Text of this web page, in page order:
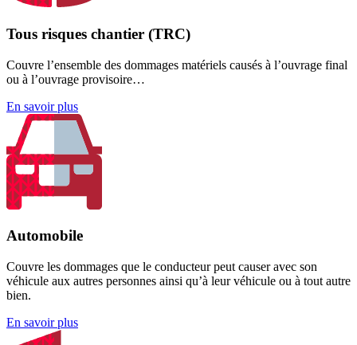
Tous risques chantier (TRC)
Couvre l’ensemble des dommages matériels causés à l’ouvrage final
ou à l’ouvrage provisoire…
En savoir plus
Automobile
Couvre les dommages que le conducteur peut causer avec son
véhicule aux autres personnes ainsi qu’à leur véhicule ou à tout autre
bien.
En savoir plus